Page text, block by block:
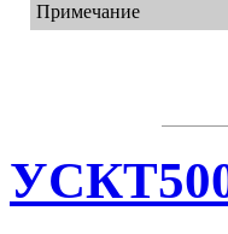
Примечание